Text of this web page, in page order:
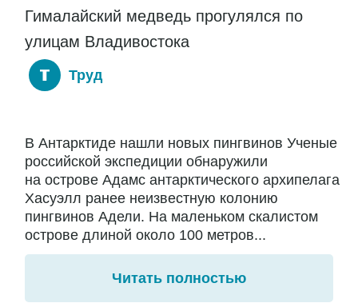
Гималайский медведь прогулялся по
улицам Владивостока
Труд
В Антарктиде нашли новых пингвинов Ученые
российской экспедиции обнаружили
на острове Адамс антарктического архипелага
Хасуэлл ранее неизвестную колонию
пингвинов Адели. На маленьком скалистом
острове длиной около 100 метров...
Читать полностью